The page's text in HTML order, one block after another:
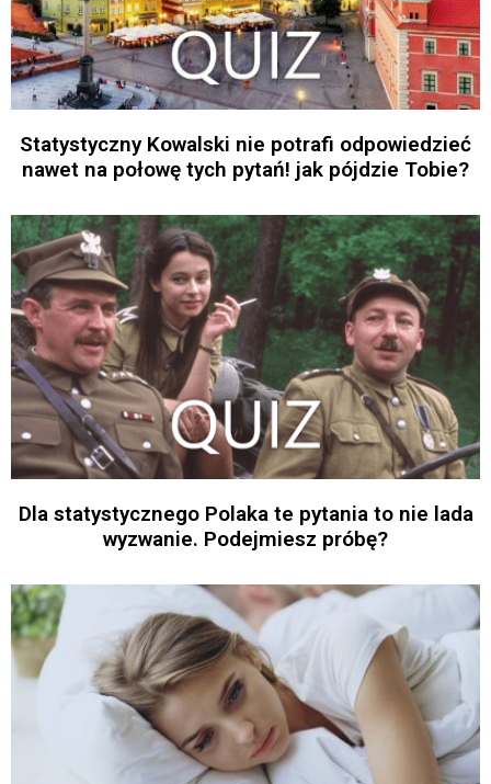
Statystyczny Kowalski nie potrafi odpowiedzieć
nawet na połowę tych pytań! jak pójdzie Tobie?
Dla statystycznego Polaka te pytania to nie lada
wyzwanie. Podejmiesz próbę?